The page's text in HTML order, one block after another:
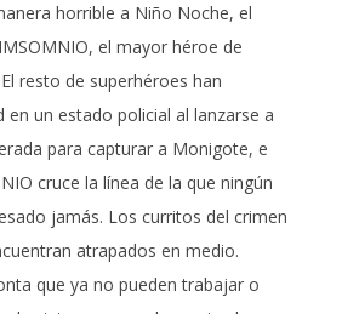
horrible a Niño Noche, el
el mayor héroe de
resto de superhéroes han
en un estado policial al lanzarse a
para capturar a Monigote, e
cruce la línea de la que ningún
jamás. Los curritos del crimen
atrapados en medio.
que ya no pueden trabajar o